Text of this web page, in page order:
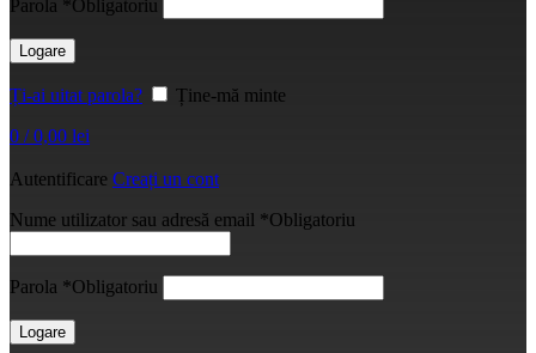
Parola *Obligatoriu
Logare
Ți-ai uitat parola?
Ține-mă minte
0 / 0,00 lei
Autentificare Creați un cont
Nume utilizator sau adresă email *Obligatoriu
Parola *Obligatoriu
Logare